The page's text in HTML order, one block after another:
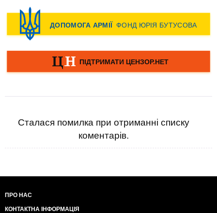
Сталася помилка при отриманні списку
коментарів.
ПРО НАС
КОНТАКТНА ІНФОРМАЦІЯ